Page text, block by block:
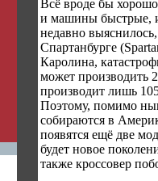
Всё вроде бы
и машины быстрые,
недавно
Спартанбурге
Каролина,
может производить
производит лишь
Поэтому, помимо
собираются в
появятся ещё две
будет новое
также кроссовер